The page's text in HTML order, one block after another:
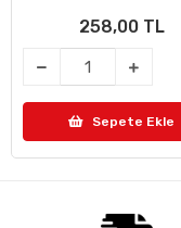
258,00 TL
Sepete Ekle